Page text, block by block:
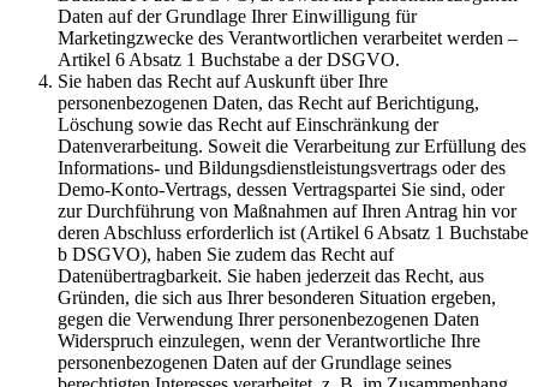
Daten auf der Grundlage Ihrer Einwilligung für
Marketingzwecke des Verantwortlichen verarbeitet werden –
Artikel 6 Absatz 1 Buchstabe a der DSGVO.
Sie haben das Recht auf Auskunft über Ihre
personenbezogenen Daten, das Recht auf Berichtigung,
Löschung sowie das Recht auf Einschränkung der
Datenverarbeitung. Soweit die Verarbeitung zur Erfüllung des
Informations- und Bildungsdienstleistungsvertrags oder des
Demo-Konto-Vertrags, dessen Vertragspartei Sie sind, oder
zur Durchführung von Maßnahmen auf Ihren Antrag hin vor
deren Abschluss erforderlich ist (Artikel 6 Absatz 1 Buchstabe
b DSGVO), haben Sie zudem das Recht auf
Datenübertragbarkeit. Sie haben jederzeit das Recht, aus
Gründen, die sich aus Ihrer besonderen Situation ergeben,
gegen die Verwendung Ihrer personenbezogenen Daten
Widerspruch einzulegen, wenn der Verantwortliche Ihre
personenbezogenen Daten auf der Grundlage seines